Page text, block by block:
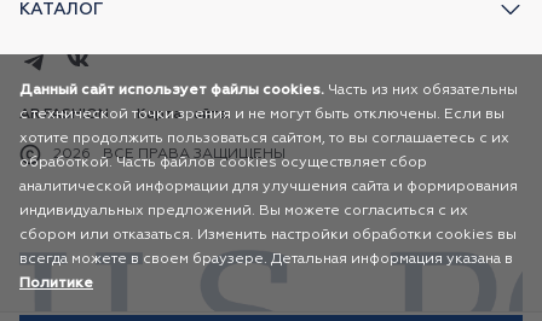
КАТАЛОГ
2026 ВСЕ ПРАВА ЗАЩИЩЕНЫ
AR FASHION Карта сайта
Данный сайт использует файлы cookies. Часть из них обязательны
с технической точки зрения и не могут быть отключены. Если вы
хотите продолжить пользоваться сайтом, то вы соглашаетесь с их
обработкой. Часть файлов cookies осуществляет сбор
аналитической информации для улучшения сайта и формирования
индивидуальных предложений. Вы можете согласиться с их
сбором или отказаться. Изменить настройки обработки cookies вы
всегда можете в своем браузере. Детальная информация указана в
Политике